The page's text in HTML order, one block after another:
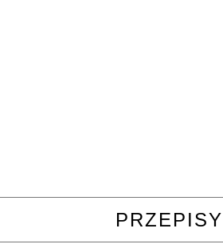
PRZEPISY